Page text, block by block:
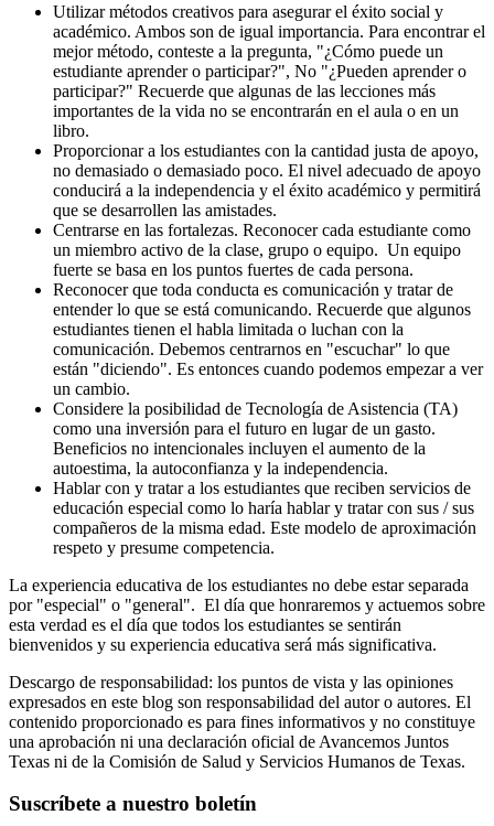
Utilizar métodos creativos para asegurar el éxito social y
académico. Ambos son de igual importancia. Para encontrar el
mejor método, conteste a la pregunta, "¿Cómo puede un
estudiante aprender o participar?", No "¿Pueden aprender o
participar?" Recuerde que algunas de las lecciones más
importantes de la vida no se encontrarán en el aula o en un
libro.
Proporcionar a los estudiantes con la cantidad justa de apoyo,
no demasiado o demasiado poco. El nivel adecuado de apoyo
conducirá a la independencia y el éxito académico y permitirá
que se desarrollen las amistades.
Centrarse en las fortalezas. Reconocer cada estudiante como
un miembro activo de la clase, grupo o equipo. Un equipo
fuerte se basa en los puntos fuertes de cada persona.
Reconocer que toda conducta es comunicación y tratar de
entender lo que se está comunicando. Recuerde que algunos
estudiantes tienen el habla limitada o luchan con la
comunicación. Debemos centrarnos en "escuchar" lo que
están "diciendo". Es entonces cuando podemos empezar a ver
un cambio.
Considere la posibilidad de Tecnología de Asistencia (TA)
como una inversión para el futuro en lugar de un gasto.
Beneficios no intencionales incluyen el aumento de la
autoestima, la autoconfianza y la independencia.
Hablar con y tratar a los estudiantes que reciben servicios de
educación especial como lo haría hablar y tratar con sus / sus
compañeros de la misma edad. Este modelo de aproximación
respeto y presume competencia.
La experiencia educativa de los estudiantes no debe estar separada
por "especial" o "general". El día que honraremos y actuemos sobre
esta verdad es el día que todos los estudiantes se sentirán
bienvenidos y su experiencia educativa será más significativa.
Descargo de responsabilidad: los puntos de vista y las opiniones
expresados en este blog son responsabilidad del autor o autores. El
contenido proporcionado es para fines informativos y no constituye
una aprobación ni una declaración oficial de Avancemos Juntos
Texas ni de la Comisión de Salud y Servicios Humanos de Texas.
Suscríbete a nuestro boletín